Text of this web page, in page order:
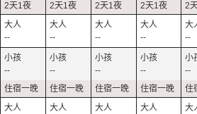
--
--
--
--
--
--
--
--
--
--